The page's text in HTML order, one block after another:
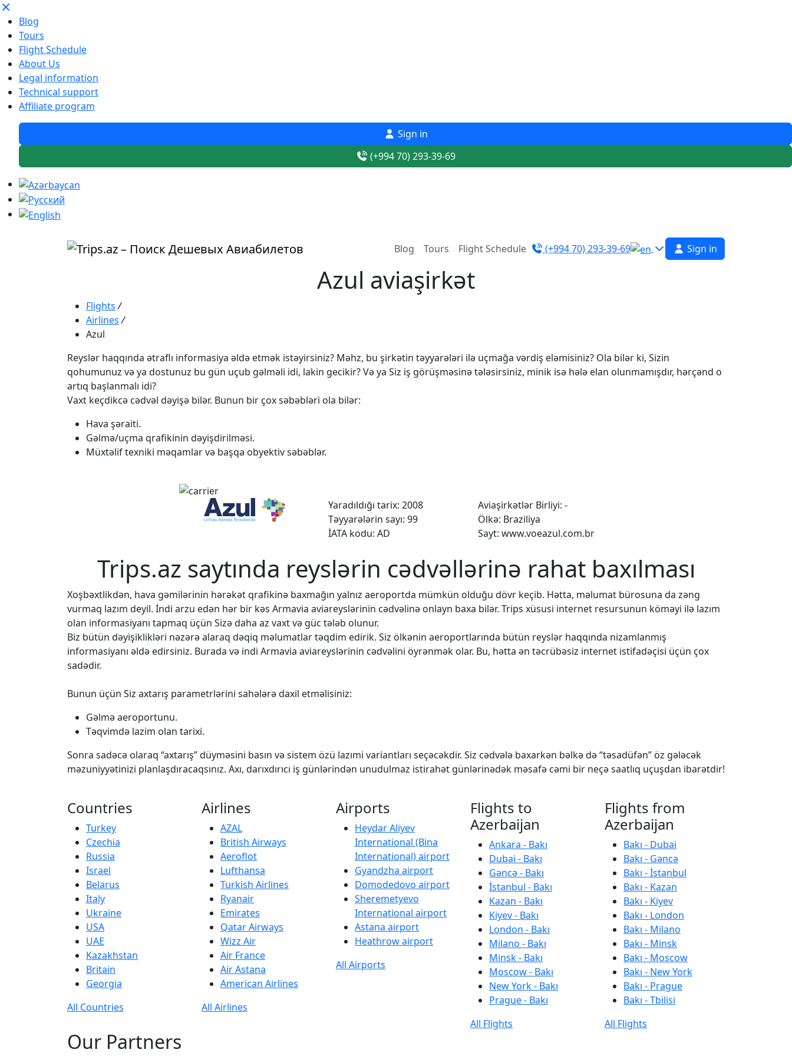
Blog
Tours
Flight Schedule
About Us
Legal information
Technical support
Affiliate program
Sign in
(+994 70) 293-39-69
Blog Tours Flight Schedule (+994 70) 293-39-69 Sign in
Azul aviaşirkət
Flights /
Airlines /
Azul
Reyslər haqqında ətraflı informasiya əldə etmək istəyirsiniz? Məhz, bu şirkətin təyyarələri ilə uçmağa vərdiş eləmisiniz? Ola bilər ki, Sizin
qohumunuz və ya dostunuz bu gün uçub gəlməli idi, lakin gecikir? Və ya Siz iş görüşməsinə tələsirsiniz, minik isə hələ elan olunmamışdır, hərçənd o
artıq başlanmalı idi?
Vaxt keçdikcə cədvəl dəyişə bilər. Bunun bir çox səbəbləri ola bilər:
Hava şəraiti.
Gəlmə/uçma qrafikinin dəyişdirilməsi.
Müxtəlif texniki məqamlar və başqa obyektiv səbəblər.
Yaradıldığı tarix: 2008
Təyyarələrin sayı: 99
İATA kodu: AD
Aviaşirkətlər Birliyi: -
Ölkə: Braziliya
Sayt: www.voeazul.com.br
Trips.az saytında reyslərin cədvəllərinə rahat baxılması
Xoşbəxtlikdən, hava gəmilərinin hərəkət qrafikinə baxmağın yalnız aeroportda mümkün olduğu dövr keçib. Hətta, məlumat bürosuna da zəng
vurmaq lazım deyil. İndi arzu edən hər bir kəs Armavia aviareyslərinin cədvəlinə onlayn baxa bilər. Trips xüsusi internet resursunun köməyi ilə lazım
olan informasiyanı tapmaq üçün Sizə daha az vaxt və güc tələb olunur.
Biz bütün dəyişiklikləri nəzərə alaraq dəqiq məlumatlar təqdim edirik. Siz ölkənin aeroportlarında bütün reyslər haqqında nizamlanmış
informasiyanı əldə edirsiniz. Burada və indi Armavia aviareyslərinin cədvəlini öyrənmək olar. Bu, hətta ən təcrübəsiz internet istifadəçisi üçün çox
sadədir.
Bunun üçün Siz axtarış parametrlərini sahələrə daxil etməlisiniz:
Gəlmə aeroportunu.
Təqvimdə lazim olan tarixi.
Sonra sadəcə olaraq “axtarış” düyməsini basın və sistem özü lazımi variantları seçəcəkdir. Siz cədvələ baxarkən bəlkə də “təsadüfən” öz gələcək
məzuniyyətinizi planlaşdıracaqsınız. Axı, darıxdırıcı iş günlərindən unudulmaz istirahət günlərinədək məsafə cəmi bir neçə saatlıq uçuşdan ibarətdir!
Countries
Turkey
Czechia
Russia
Israel
Belarus
Italy
Ukraine
USA
UAE
Kazakhstan
Britain
Georgia
All Countries
Airlines
AZAL
British Airways
Aeroflot
Lufthansa
Turkish Airlines
Ryanair
Emirates
Qatar Airways
Wizz Air
Air France
Air Astana
American Airlines
All Airlines
Airports
Heydar Aliyev
International (Bina
International) airport
Gyandzha airport
Domodedovo airport
Sheremetyevo
International airport
Astana airport
Heathrow airport
All Airports
Flights to
Azerbaijan
Ankara - Bakı
Dubai - Bakı
Gəncə - Bakı
İstanbul - Bakı
Kazan - Bakı
Kiyev - Bakı
London - Bakı
Milano - Bakı
Minsk - Bakı
Moscow - Bakı
New York - Bakı
Prague - Bakı
All Flights
Flights from
Azerbaijan
Bakı - Dubai
Bakı - Gəncə
Bakı - İstanbul
Bakı - Kazan
Bakı - Kiyev
Bakı - London
Bakı - Milano
Bakı - Minsk
Bakı - Moscow
Bakı - New York
Bakı - Prague
Bakı - Tbilisi
All Flights
Our Partners